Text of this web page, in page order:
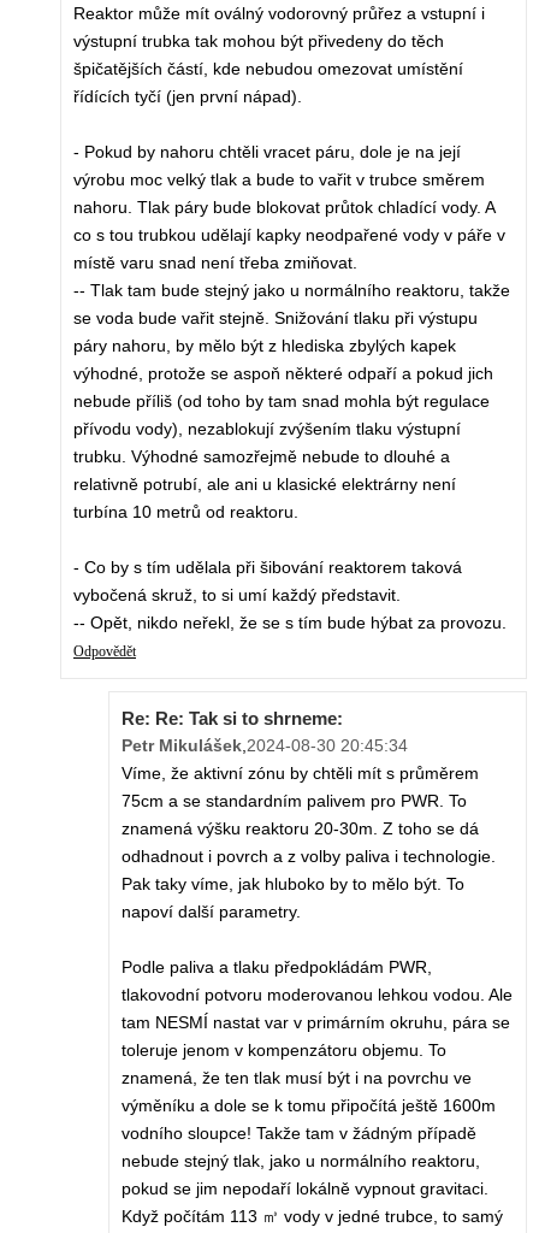
Reaktor může mít oválný vodorovný průřez a vstupní i
výstupní trubka tak mohou být přivedeny do těch
špičatějších částí, kde nebudou omezovat umístění
řídících tyčí (jen první nápad).
- Pokud by nahoru chtěli vracet páru, dole je na její
výrobu moc velký tlak a bude to vařit v trubce směrem
nahoru. Tlak páry bude blokovat průtok chladící vody. A
co s tou trubkou udělají kapky neodpařené vody v páře v
místě varu snad není třeba zmiňovat.
-- Tlak tam bude stejný jako u normálního reaktoru, takže
se voda bude vařit stejně. Snižování tlaku při výstupu
páry nahoru, by mělo být z hlediska zbylých kapek
výhodné, protože se aspoň některé odpaří a pokud jich
nebude příliš (od toho by tam snad mohla být regulace
přívodu vody), nezablokují zvýšením tlaku výstupní
trubku. Výhodné samozřejmě nebude to dlouhé a
relativně potrubí, ale ani u klasické elektrárny není
turbína 10 metrů od reaktoru.
- Co by s tím udělala při šibování reaktorem taková
vybočená skruž, to si umí každý představit.
-- Opět, nikdo neřekl, že se s tím bude hýbat za provozu.
Odpovědět
Re: Re: Tak si to shrneme:
Petr Mikulášek 2024-08-30 20:45:34
Víme, že aktivní zónu by chtěli mít s průměrem
75cm a se standardním palivem pro PWR. To
znamená výšku reaktoru 20-30m. Z toho se dá
odhadnout i povrch a z volby paliva i technologie.
Pak taky víme, jak hluboko by to mělo být. To
napoví další parametry.
Podle paliva a tlaku předpokládám PWR,
tlakovodní potvoru moderovanou lehkou vodou. Ale
tam NESMÍ nastat var v primárním okruhu, pára se
toleruje jenom v kompenzátoru objemu. To
znamená, že ten tlak musí být i na povrchu ve
výměníku a dole se k tomu připočítá ještě 1600m
vodního sloupce! Takže tam v žádným případě
nebude stejný tlak, jako u normálního reaktoru,
pokud se jim nepodaří lokálně vypnout gravitaci.
Když počítám 113 ㎥ vody v jedné trubce, to samý